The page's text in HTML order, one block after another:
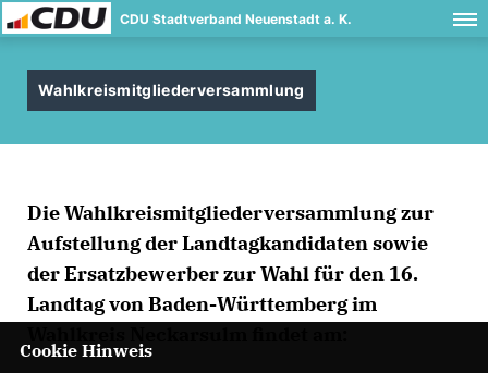
CDU Stadtverband Neuenstadt a. K.
Wahlkreismitgliederversammlung
Die Wahlkreismitgliederversammlung zur
Aufstellung der Landtagkandidaten sowie
der Ersatzbewerber zur Wahl für den 16.
Landtag von Baden-Württemberg im
Cookie Hinweis